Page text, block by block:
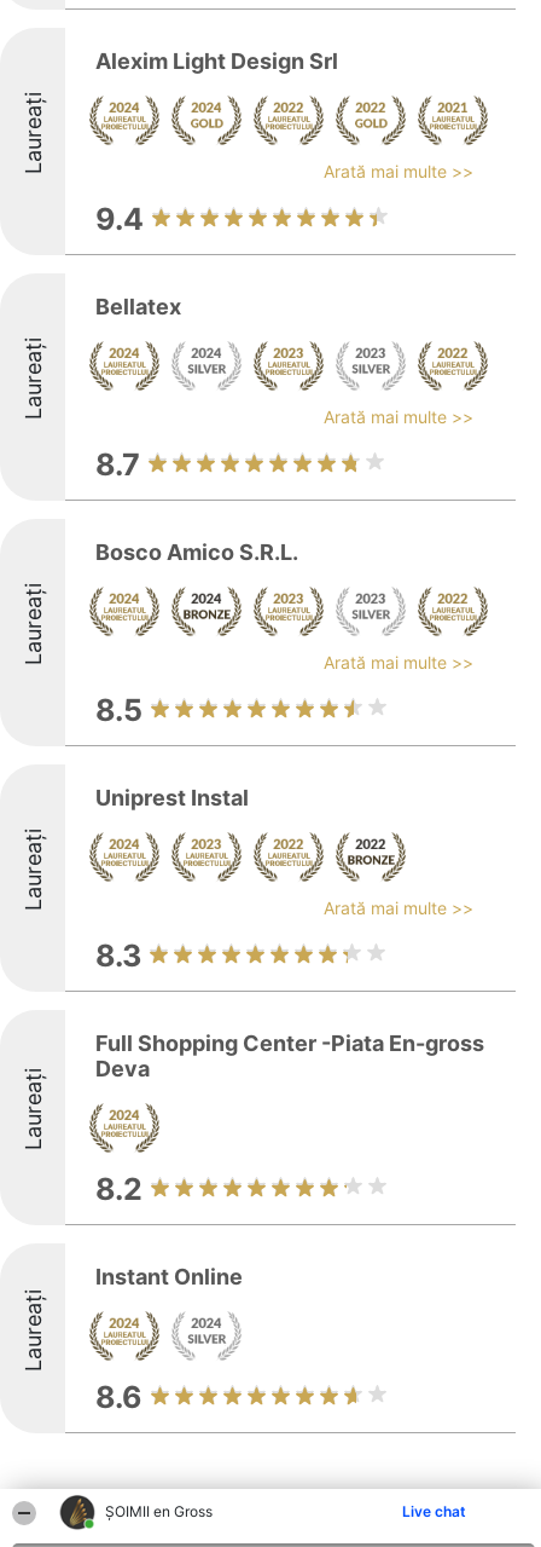
ȘOIMII en Gross Live chat
Laureați
Alexim Light Design Srl
Arată mai multe >>
9.4
Laureați
Bellatex
Arată mai multe >>
8.7
Laureați
Bosco Amico S.R.L.
Arată mai multe >>
8.5
Laureați
Uniprest Instal
Arată mai multe >>
8.3
Laureați
Full Shopping Center -Piata En-gross
Deva
8.2
Laureați
Instant Online
8.6